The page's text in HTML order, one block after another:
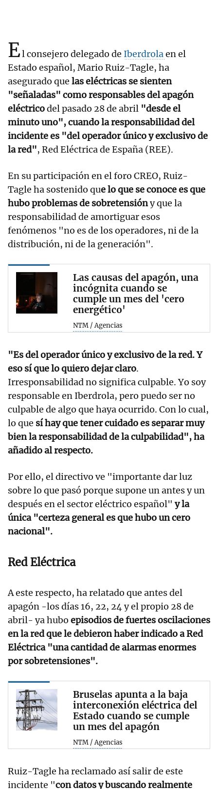
El consejero delegado de Iberdrolaen el
Estado español, Mario Ruiz-Tagle, ha
asegurado que las eléctricas se sienten
"señaladas" como responsables del apagón
eléctricodel pasado 28 de abril "desde el
minuto uno", cuando la responsabilidad del
incidente es "del operador único y exclusivo de
la red", Red Eléctrica de España (REE).
En su participación en el foro CREO, Ruiz-
Tagle ha sostenido que lo que se conoce es que
hubo problemas de sobretensióny que la
responsabilidad de amortiguar esos
fenómenos "no es de los operadores, ni de la
distribución, ni de la generación".
Las causas del apagón, una
incógnita cuando se
cumple un mes del 'cero
energético'
NTM / Agencias
"Es del operador único y exclusivo de la red. Y
eso sí que lo quiero dejar claro.
Irresponsabilidad no significa culpable. Yo soy
responsable en Iberdrola, pero puedo ser no
culpable de algo que haya ocurrido. Con lo cual,
lo que sí hay que tener cuidado es separar muy
bien la responsabilidad de la culpabilidad", ha
añadido al respecto.
Por ello, el directivo ve "importante dar luz
sobre lo que pasó porque supone un antes y un
después en el sector eléctrico español" y la
única "certeza general es que hubo un cero
nacional".
Red Eléctrica
A este respecto, ha relatado que antes del
apagón -los días 16, 22, 24 y el propio 28 de
abril- ya hubo episodios de fuertes oscilaciones
en la red que le debieron haber indicado a Red
Eléctrica "una cantidad de alarmas enormes
por sobretensiones".
Bruselas apunta a la baja
interconexión eléctrica del
Estado cuando se cumple
un mes del apagón
NTM / Agencias
Ruiz-Tagle ha reclamado así salir de este
incidente "con datos y buscando realmente